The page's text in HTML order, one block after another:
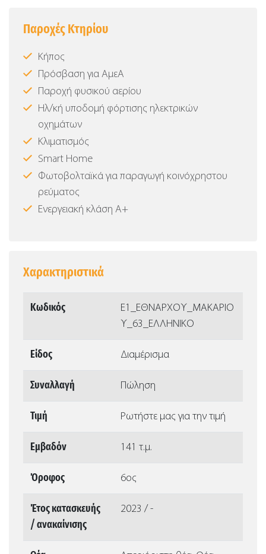
Παροχές Κτηρίου
Κήπος
Πρόσβαση για ΑμεΑ
Παροχή φυσικού αερίου
Ηλ/κή υποδομή φόρτισης ηλεκτρικών
οχημάτων
Κλιματισμός
Smart Home
Φωτοβολταϊκά για παραγωγή κοινόχρηστου
ρεύματος
Ενεργειακή κλάση Α+
Χαρακτηριστικά
Κωδικός
Ε1_ΕΘΝΑΡΧΟΥ_ΜΑΚΑΡΙΟ
Υ_63_ΕΛΛΗΝΙΚΟ
Είδος Διαμέρισμα
Συναλλαγή Πώληση
Τιμή Ρωτήστε μας για την τιμή
Εμβαδόν 141 τ.μ.
Όροφος 6ος
Έτος κατασκευής
/ ανακαίνισης
2023 / -